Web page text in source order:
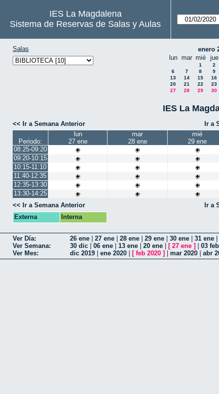
IES La Magdalena
Sistema de Reservas de Salas y Aulas
Salas
enero
lun mar mié jue
1
2
6
7 8
9
13
14 15
16
20
21 22
23
27
28 29 30
IES La
<< Ir a Semana Anterior Ir a
Periodo:
lun
27 ene
mar
28 ene
mié
29 ene
08:25-09:20
09:20-10:15
10:15-11:10
11:40-12:35
12:35-13:30
13:30-14:25
<< Ir a Semana Anterior
Ir a
Externa
Interna
Ver Día: 26 ene 27 ene 28 ene 29 ene 30 ene 31 ene
Ver Semana:
30 dic 06 ene 13 ene 20 ene [ 27 ene ]
03 feb
Ver Mes:
dic 2019 ene 2020 [ feb 2020 ] mar 2020 abr